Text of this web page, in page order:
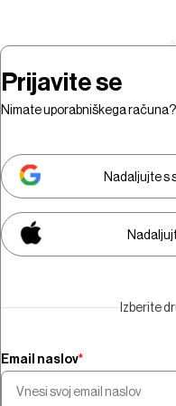
Za ogled
biti
Prijavite se
Nimate uporabniškega računa?
Nadaljujte s
Izberite
Email naslov*